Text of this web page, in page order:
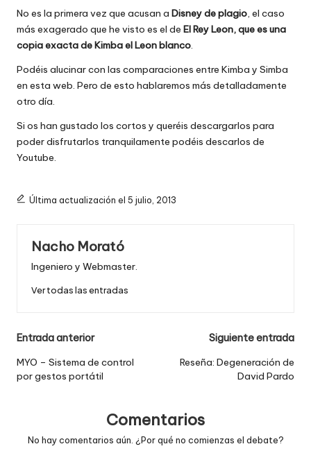
No es la primera vez que acusan a Disney de plagio, el caso
más exagerado que he visto es el de El Rey Leon, que es una
copia exacta de Kimba el Leon blanco.
Podéis alucinar con las comparaciones entre Kimba y Simba
en esta web. Pero de esto hablaremos más detalladamente
otro día.
Si os han gustado los cortos y queréis descargarlos para
poder disfrutarlos tranquilamente podéis descarlos de
Youtube.
Última actualización el 5 julio, 2013
Nacho Morató
Ingeniero y Webmaster.
Ver todas las entradas
Navegación
de
entradas
Entrada anterior
MYO – Sistema de control
por gestos portátil
Siguiente entrada
Reseña: Degeneración de
David Pardo
Comentarios
No hay comentarios aún. ¿Por qué no comienzas el debate?